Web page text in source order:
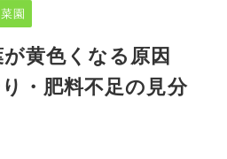
園
黄色くなる原因
・肥料不足の見分